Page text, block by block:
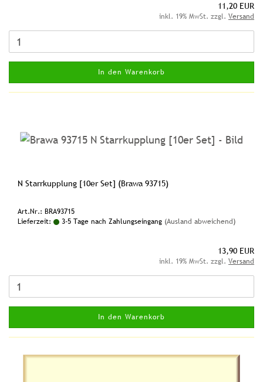
11,20 EUR
inkl. 19% MwSt. zzgl. Versand
In den Warenkorb
N Starrkupplung [10er Set] (Brawa 93715)
Art.Nr.: BRA93715
Lieferzeit:
3-5 Tage nach Zahlungseingang (Ausland abweichend)
13,90 EUR
inkl. 19% MwSt. zzgl. Versand
In den Warenkorb